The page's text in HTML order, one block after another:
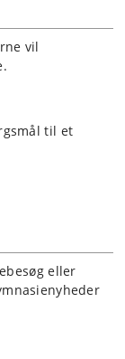
vil
til et
eller